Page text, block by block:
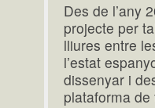
Des de l’any
projecte per
lliures entre
l’estat
dissenyar i
plataforma